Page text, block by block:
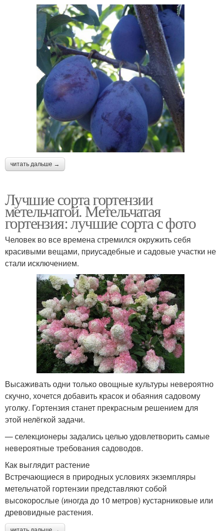
читать дальше →
Лучшие сорта гортензии
метельчатой. Метельчатая
гортензия: лучшие сорта с фото
Человек во все времена стремился окружить себя
красивыми вещами, приусадебные и садовые участки не
стали исключением.
Высаживать одни только овощные культуры невероятно
скучно, хочется добавить красок и обаяния садовому
уголку. Гортензия станет прекрасным решением для
этой нелёгкой задачи.
— селекционеры задались целью удовлетворить самые
невероятные требования садоводов.
Как выглядит растение
Встречающиеся в природных условиях экземпляры
метельчатой гортензии представляют собой
высокорослые (иногда до 10 метров) кустарниковые или
древовидные растения.